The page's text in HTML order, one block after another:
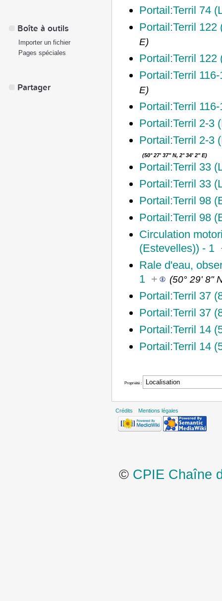
Portail:Terril 74
Portail:Terril 122
E)
Portail:Terril 122
Portail:Terril
E)
Portail:Terril
Portail:Terril 2-3
Portail:Terril 2-3
(50° 27' 37" N, 2° 34' 2" E)
Portail:Terril 33
Portail:Terril 33
Portail:Terril 98
Portail:Terril 98
Circulation
(Estevelles)) - 1
Rale d'eau,
1 + (50° 29' 8"
Portail:Terril 37
Portail:Terril 37
Portail:Terril 14
Portail:Terril 14
Propriété :
Boîte à outils
Importer un fichier
Pages spéciales
Partager
Crédits Mentions légales
© CPIE Chaîne